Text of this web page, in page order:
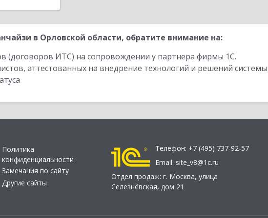
в Орловской области, обратите внимание на:
(договоров ИТС) на сопровождении у партнера фирмы 1С.
аттестованных на внедрение технологий и решений
Политика
конфиденциальности
Замечания по сайту
Другие сайты
Телефон: +7 (495) 737-92-57
Email: site_v8@1c.ru
Отдел продаж: г. Москва, улица
Селезнёвская, дом 21